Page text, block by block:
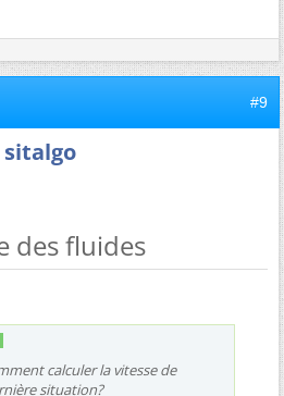
#9
sitalgo
des fluides
calculer la vitesse de
situation?